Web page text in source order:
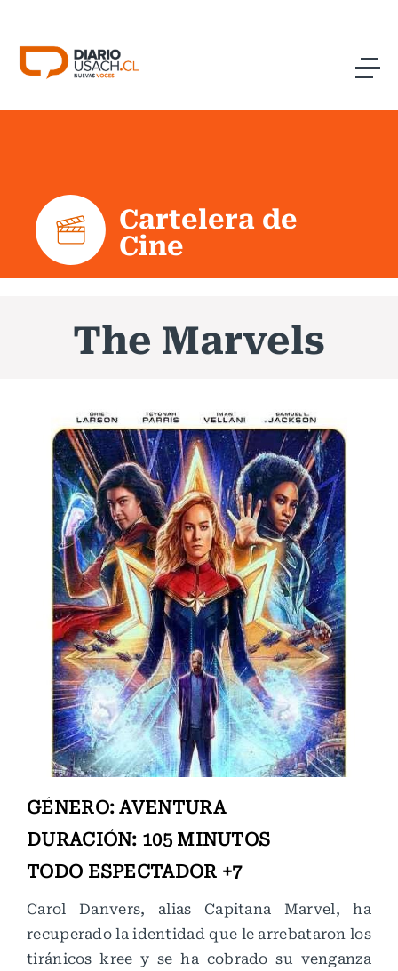
Click acá para ir directamente al contenido
Cultura
Programas Radio y TV Usach
Cartelera de
Cine
The Marvels
GÉNERO: AVENTURA
DURACIÓN: 105 MINUTOS
TODO ESPECTADOR +7
Carol Danvers, alias Capitana Marvel, ha
recuperado la identidad que le arrebataron los
tiránicos kree y se ha cobrado su venganza